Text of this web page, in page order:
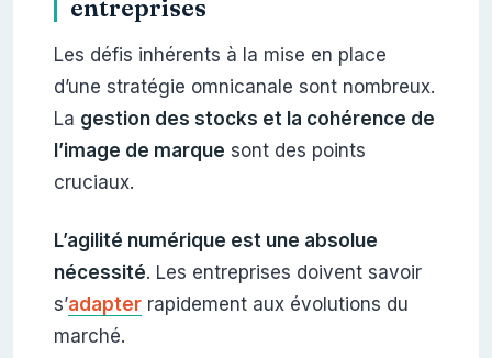
entreprises
Les défis inhérents à la mise en place
d’une stratégie omnicanale sont nombreux.
La gestion des stocks et la cohérence de
l’image de marque sont des points
cruciaux.
L’agilité numérique est une absolue
nécessité. Les entreprises doivent savoir
s’adapterrapidement aux évolutions du
marché.